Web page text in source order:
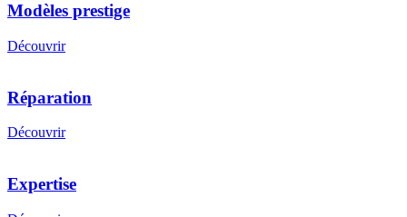
Modèles prestige
Découvrir
Réparation
Découvrir
Expertise